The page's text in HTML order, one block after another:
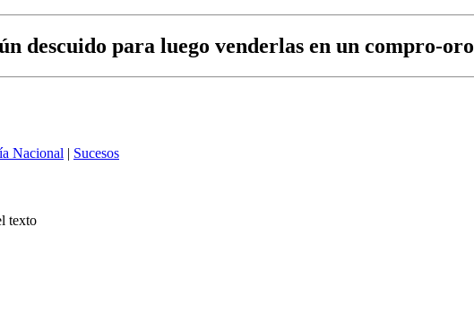
descuido para luego venderlas en un compro-oro
Nacional | Sucesos